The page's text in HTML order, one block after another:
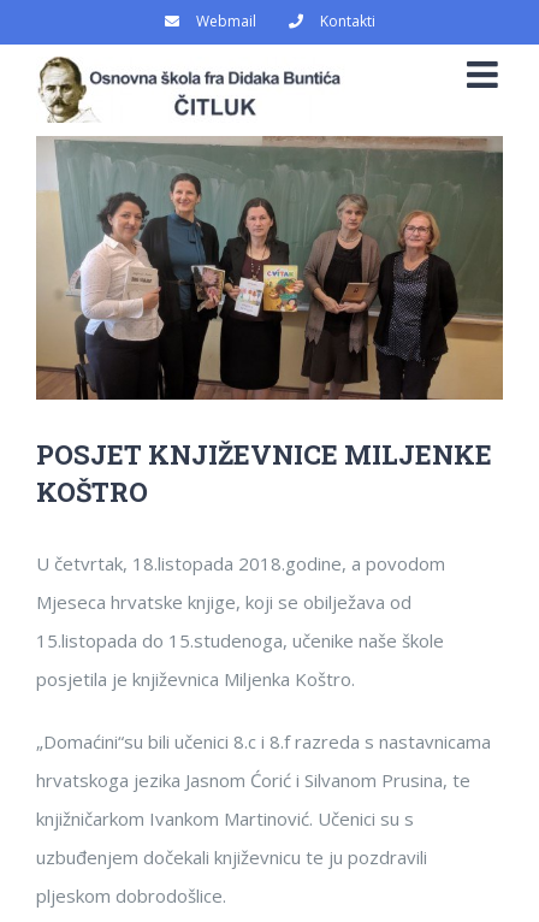
content
Webmail Kontakti
View
Larger
Image
POSJET KNJIŽEVNICE MILJENKE
KOŠTRO
U četvrtak, 18.listopada 2018.godine, a povodom
Mjeseca hrvatske knjige, koji se obilježava od
15.listopada do 15.studenoga, učenike naše škole
posjetila je književnica Miljenka Koštro.
„Domaćini“su bili učenici 8.c i 8.f razreda s nastavnicama
hrvatskoga jezika Jasnom Ćorić i Silvanom Prusina, te
knjižničarkom Ivankom Martinović. Učenici su s
uzbuđenjem dočekali književnicu te ju pozdravili
pljeskom dobrodošlice.